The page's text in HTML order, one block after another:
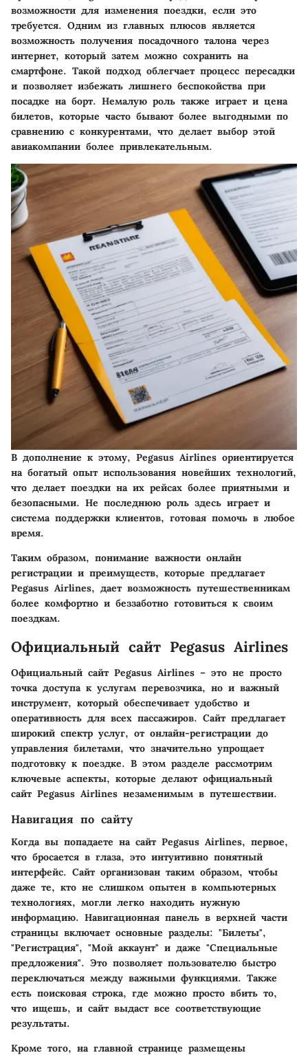
возможности для изменения поездки, если это
требуется. Одним из главных плюсов является
возможность получения посадочного талона через
интернет, который затем можно сохранить на
смартфоне. Такой подход облегчает процесс пересадки
и позволяет избежать лишнего беспокойства при
посадке на борт. Немалую роль также играет и цена
билетов, которые часто бывают более выгодными по
сравнению с конкурентами, что делает выбор этой
авиакомпании более привлекательным.
В дополнение к этому, Pegasus Airlines ориентируется
на богатый опыт использования новейших технологий,
что делает поездки на их рейсах более приятными и
безопасными. Не последнюю роль здесь играет и
система поддержки клиентов, готовая помочь в любое
время.
Таким образом, понимание важности онлайн
регистрации и преимуществ, которые предлагает
Pegasus Airlines, дает возможность путешественникам
более комфортно и беззаботно готовиться к своим
поездкам.
Официальный сайт Pegasus Airlines
Официальный сайт Pegasus Airlines – это не просто
точка доступа к услугам перевозчика, но и важный
инструмент, который обеспечивает удобство и
оперативность для всех пассажиров. Сайт предлагает
широкий спектр услуг, от онлайн-регистрации до
управления билетами, что значительно упрощает
подготовку к поездке. В этом разделе рассмотрим
ключевые аспекты, которые делают официальный
сайт Pegasus Airlines незаменимым в путешествии.
Навигация по сайту
Когда вы попадаете на сайт Pegasus Airlines, первое,
что бросается в глаза, это интуитивно понятный
интерфейс. Сайт организован таким образом, чтобы
даже те, кто не слишком опытен в компьютерных
технологиях, могли легко находить нужную
информацию. Навигационная панель в верхней части
страницы включает основные разделы: "Билеты",
"Регистрация", "Мой аккаунт" и даже "Специальные
предложения". Это позволяет пользователю быстро
переключаться между важными функциями. Также
есть поисковая строка, где можно просто вбить то,
что ищешь, и сайт выдаст все соответствующие
результаты.
Кроме того, на главной странице размещены